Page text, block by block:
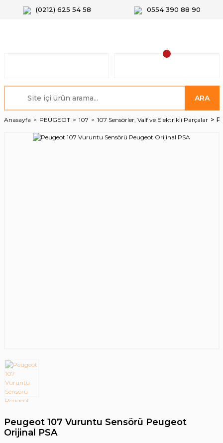
(0212) 625 54 58 0554 390 88 90
ARA
Anasayfa PEUGEOT 107 107 Sensörler, Valf ve Elektrikli Parçalar
Peugeot 107 Vuruntu Sensörü Peugeot
Orijinal PSA